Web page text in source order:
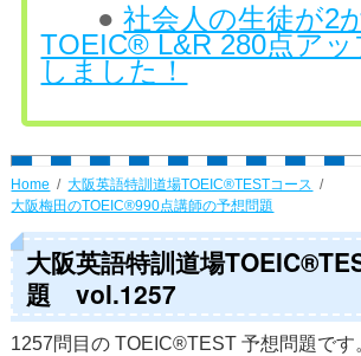
●社会人の生徒が2
TOEIC® L&R 280点ア
しました！
Home
大阪英語特訓道場TOEIC®TESTコース
大阪梅田のTOEIC®990点講師の予想問題
大阪英語特訓道場
題 vol.1257
1257問目の TOEIC®TEST 予想問題です